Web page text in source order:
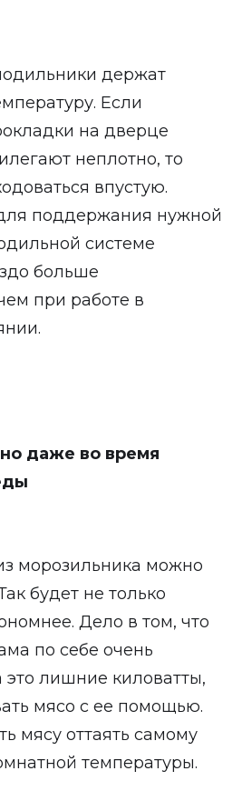
держат
Если
на дверце
неплотно, то
впустую.
поддержания нужной
системе
больше
при работе в
даже во время
морозильника можно
будет не только
Дело в том, что
по себе очень
это лишние киловатты,
мясо с ее помощью.
мясу оттаять самому
температуры.